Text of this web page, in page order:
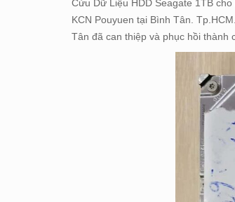
Cứu Dữ Liệu HDD Seagate 1TB
KCN Pouyuen tại Bình Tân.
Tân đã can thiệp và phục hồi thành